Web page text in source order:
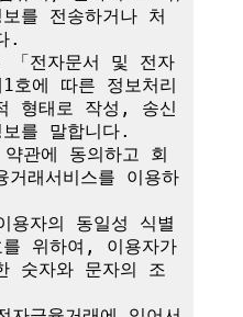
를 전송하거나 처
.
전자문서 및 전자
호에 따른 정보처리
형태로 작성, 송신
를 말합니다.
관에 동의하고 회
래서비스를 이용하
자의 동일성 식별
위하여, 이용자가
숫자와 문자의 조